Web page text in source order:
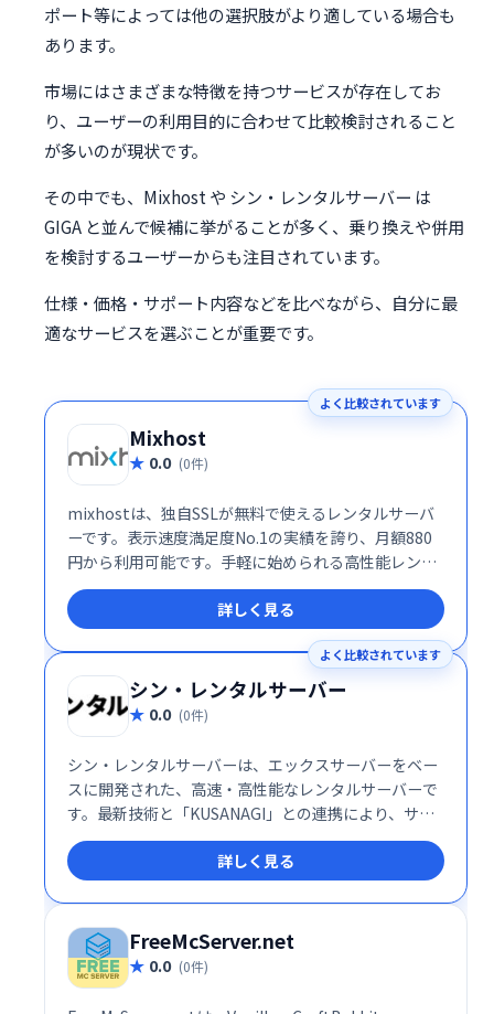
ポート等によっては他の選択肢がより適している場合も
あります。
市場にはさまざまな特徴を持つサービスが存在してお
り、ユーザーの利用目的に合わせて比較検討されること
が多いのが現状です。
その中でも、Mixhost や シン・レンタルサーバー は
GIGA と並んで候補に挙がることが多く、乗り換えや併用
を検討するユーザーからも注目されています。
仕様・価格・サポート内容などを比べながら、自分に最
適なサービスを選ぶことが重要です。
よく比較されています
Mixhost
0.0 (0件)
mixhostは、独自SSLが無料で使えるレンタルサーバ
ーです。表示速度満足度No.1の実績を誇り、月額880
円から利用可能です。手軽に始められる高性能レンタ
ルサーバーをお探しなら、mixhostがおすすめです。
詳しく見る
よく比較されています
シン・レンタルサーバー
0.0 (0件)
シン・レンタルサーバーは、エックスサーバーをベー
スに開発された、高速・高性能なレンタルサーバーで
す。最新技術と「KUSANAGI」との連携により、サイ
ト表示速度を飛躍的に向上させます。エックスサーバ
ーの高い信頼性と安定性を継承しつつ、更なる進化を
実現しました。
詳しく見る
FreeMcServer.net
0.0 (0件)